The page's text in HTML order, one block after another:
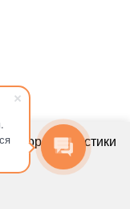
сбора статистики